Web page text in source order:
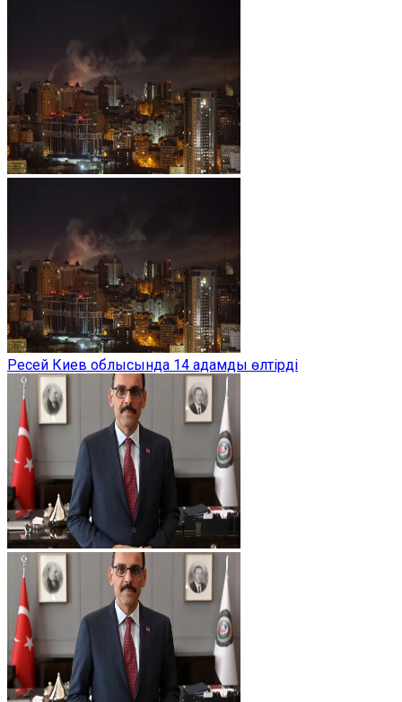
Ресей Киев облысында 14 адамды өлтірді